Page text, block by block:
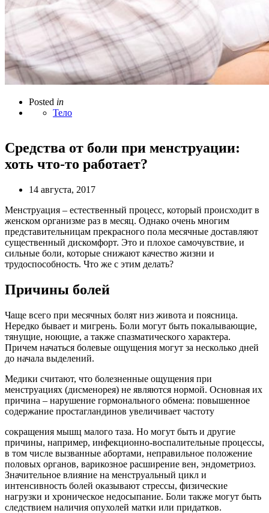
Posted in
Тело
Средства от боли при менструации:
хоть что-то работает?
14 августа, 2017
Менструация – естественный процесс, который происходит в
женском организме раз в месяц. Однако очень многим
представительницам прекрасного пола месячные доставляют
существенный дискомфорт. Это и плохое самочувствие, и
сильные боли, которые снижают качество жизни и
трудоспособность. Что же с этим делать?
Причины болей
Чаще всего при месячных болят низ живота и поясница.
Нередко бывает и мигрень. Боли могут быть покалывающие,
тянущие, ноющие, а также спазматического характера.
Причем начаться болевые ощущения могут за несколько дней
до начала выделений.
Медики считают, что болезненные ощущения при
менструациях (дисменорея) не являются нормой. Основная их
причина – нарушение гормонального обмена: повышенное
содержание простагландинов увеличивает частоту
сокращения мышц малого таза. Но могут быть и другие
причины, например, инфекционно-воспалительные процессы,
в том числе вызванные абортами, неправильное положение
половых органов, варикозное расширение вен, эндометриоз.
Значительное влияние на менструальный цикл и
интенсивность болей оказывают стрессы, физические
нагрузки и хроническое недосыпание. Боли также могут быть
следствием наличия опухолей матки или придатков.